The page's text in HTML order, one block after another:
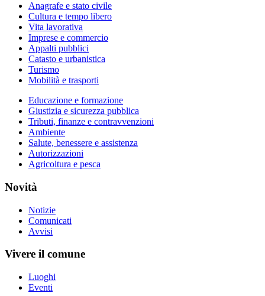
Anagrafe e stato civile
Cultura e tempo libero
Vita lavorativa
Imprese e commercio
Appalti pubblici
Catasto e urbanistica
Turismo
Mobilità e trasporti
Educazione e formazione
Giustizia e sicurezza pubblica
Tributi, finanze e contravvenzioni
Ambiente
Salute, benessere e assistenza
Autorizzazioni
Agricoltura e pesca
Novità
Notizie
Comunicati
Avvisi
Vivere il comune
Luoghi
Eventi